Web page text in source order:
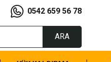
0542 659 56 78
ARA